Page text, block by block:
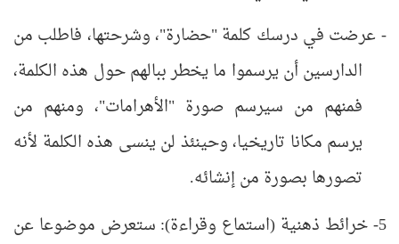
- عرضت في درسك كلمة "حضارة"، وشرحتها، فاطلب من
الدارسين أن يرسموا ما يخطر ببالهم حول هذه الكلمة،
فمنهم من سيرسم صورة "الأهرامات"، ومنهم من
يرسم مكانا تاريخيا، وحينئذ لن ينسى هذه الكلمة لأنه
تصورها بصورة من إنشائه.
5- خرائط ذهنية (استماع وقراءة): ستعرض موضوعا عن